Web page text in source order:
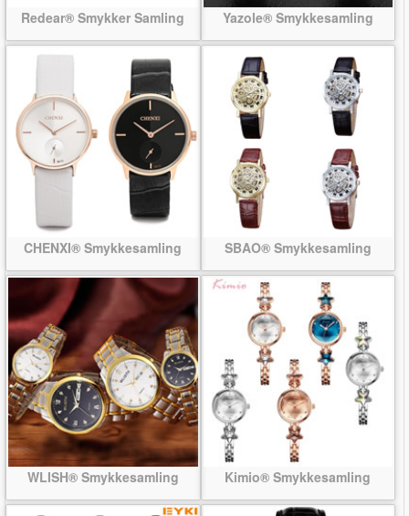
Redear® Smykker Samling Yazole® Smykkesamling
CHENXI® Smykkesamling SBAO® Smykkesamling
WLISH® Smykkesamling Kimio® Smykkesamling